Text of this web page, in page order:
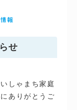
せ
しゃまち家庭
ありがとうご